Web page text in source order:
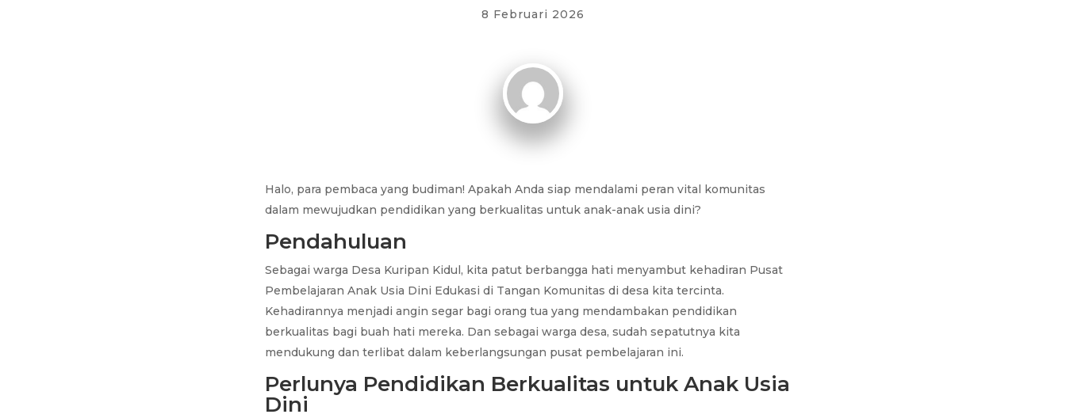
8 Februari 2026
Halo, para pembaca yang budiman! Apakah Anda siap mendalami peran vital komunitas
dalam mewujudkan pendidikan yang berkualitas untuk anak-anak usia dini?
Pendahuluan
Sebagai warga Desa Kuripan Kidul, kita patut berbangga hati menyambut kehadiran Pusat
Pembelajaran Anak Usia Dini Edukasi di Tangan Komunitas di desa kita tercinta.
Kehadirannya menjadi angin segar bagi orang tua yang mendambakan pendidikan
berkualitas bagi buah hati mereka. Dan sebagai warga desa, sudah sepatutnya kita
mendukung dan terlibat dalam keberlangsungan pusat pembelajaran ini.
Perlunya Pendidikan Berkualitas untuk Anak Usia
Dini